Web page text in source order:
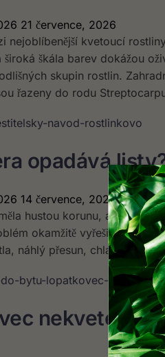
21 července, 2026
nejoblíbenější kvetoucí
široká škála barev dokážou
skupin rostlin.
řazeny do rodu
opadává
14 července, 2026
hustou korunu, ale nyní
okamžitě vyřešit větší
náhlý přesun, chladný
nekvete? 9